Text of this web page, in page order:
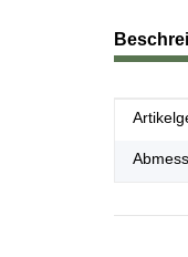
weitere
Wert